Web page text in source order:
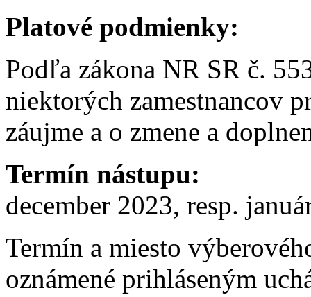
Platové podmienky:
Podľa zákona NR SR č.
niektorých zamestnancov
záujme a o zmene a
Termín nástupu:
december 2023, resp.
Termín a miesto
oznámené prihláseným